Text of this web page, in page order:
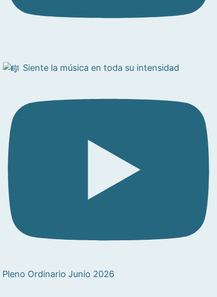
Siente la música en toda su intensidad
Pleno Ordinario Junio 2026